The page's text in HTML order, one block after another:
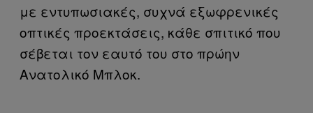
με εντυπωσιακές, συχνά εξωφρενικές
οπτικές προεκτάσεις, κάθε σπιτικό που
σέβεται τον εαυτό του στο πρώην
Ανατολικό Μπλοκ.